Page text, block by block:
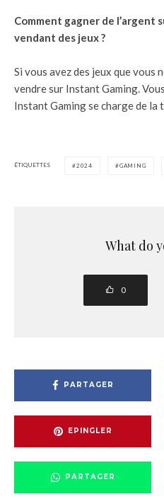
Comment gagner de l’argent
vendant des jeux ?
Si vous avez des jeux que vous
vendre sur Instant Gaming.
Instant Gaming se charge de la
ÉTIQUETTES 2024 GAMING
What do
0
PARTAGER
EPINGLER
PARTAGER